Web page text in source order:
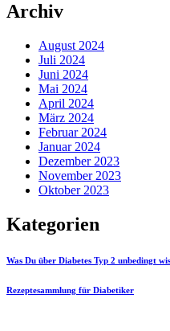
Archiv
August 2024
Juli 2024
Juni 2024
Mai 2024
April 2024
März 2024
Februar 2024
Januar 2024
Dezember 2023
November 2023
Oktober 2023
Kategorien
Was Du über Diabetes Typ 2 unbedingt
Rezeptesammlung für Diabetiker